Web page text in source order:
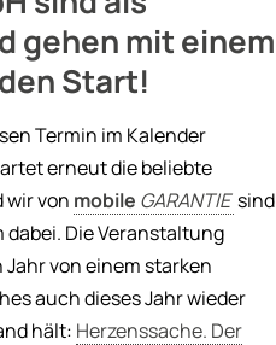
gehen mit einem
Start!
Termin im Kalender
erneut die beliebte
wir von mobile GARANTIE sind
dabei. Die Veranstaltung
von einem starken
auch dieses Jahr wieder
hält: Herzenssache. Der